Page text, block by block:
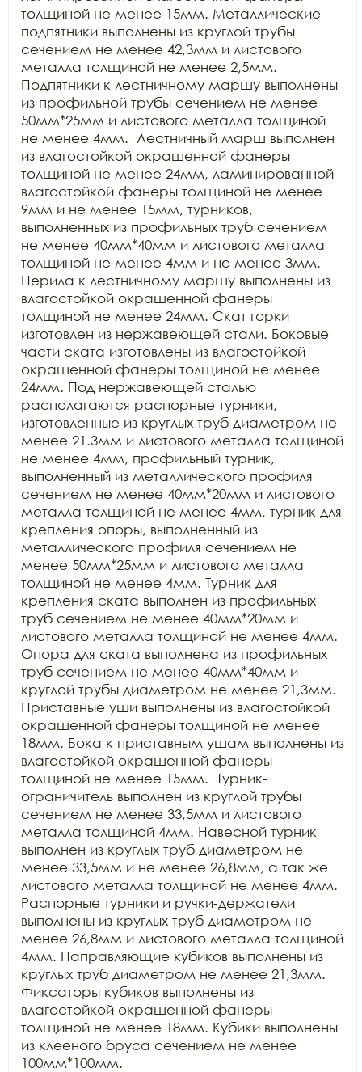
толщиной не менее 15мм. Металлические
подпятники выполнены из круглой трубы
сечением не менее 42,3мм и листового
металла толщиной не менее 2,5мм.
Подпятники к лестничному маршу выполнены
из профильной трубы сечением не менее
50мм*25мм и листового металла толщиной
не менее 4мм.  Лестничный марш выполнен
из влагостойкой окрашенной фанеры
толщиной не менее 24мм, ламинированной
влагостойкой фанеры толщиной не менее
9мм и не менее 15мм, турников,
выполненных из профильных труб сечением
не менее 40мм*40мм и листового металла
толщиной не менее 4мм и не менее 3мм.
Перила к лестничному маршу выполнены из
влагостойкой окрашенной фанеры
толщиной не менее 24мм. Скат горки
изготовлен из нержавеющей стали. Боковые
части ската изготовлены из влагостойкой
окрашенной фанеры толщиной не менее
24мм. Под нержавеющей сталью
располагаются распорные турники,
изготовленные из круглых труб диаметром не
менее 21.3мм и листового металла толщиной
не менее 4мм, профильный турник,
выполненный из металлического профиля
сечением не менее 40мм*20мм и листового
металла толщиной не менее 4мм, турник для
крепления опоры, выполненный из
металлического профиля сечением не
менее 50мм*25мм и листового металла
толщиной не менее 4мм. Турник для
крепления ската выполнен из профильных
труб сечением не менее 40мм*20мм и
листового металла толщиной не менее 4мм.
Опора для ската выполнена из профильных
труб сечением не менее 40мм*40мм и
круглой трубы диаметром не менее 21,3мм.
Приставные уши выполнены из влагостойкой
окрашенной фанеры толщиной не менее
18мм. Бока к приставным ушам выполнены из
влагостойкой окрашенной фанеры
толщиной не менее 15мм.  Турник-
ограничитель выполнен из круглой трубы
сечением не менее 33,5мм и листового
металла толщиной 4мм. Навесной турник
выполнен из круглых труб диаметром не
менее 33,5мм и не менее 26,8мм, а так же
листового металла толщиной не менее 4мм.
Распорные турники и ручки-держатели
выполнены из круглых труб диаметром не
менее 26,8мм и листового металла толщиной
4мм. Направляющие кубиков выполнены из
круглых труб диаметром не менее 21,3мм.
Фиксаторы кубиков выполнены из
влагостойкой окрашенной фанеры
толщиной не менее 18мм. Кубики выполнены
из клееного бруса сечением не менее
100мм*100мм.